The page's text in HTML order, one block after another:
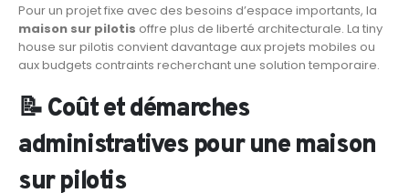
Pour un projet fixe avec des besoins d’espace importants, la
maison sur pilotis offre plus de liberté architecturale. La tiny
house sur pilotis convient davantage aux projets mobiles ou
aux budgets contraints recherchant une solution temporaire.
📝 Coût et démarches
administratives pour une maison
sur pilotis